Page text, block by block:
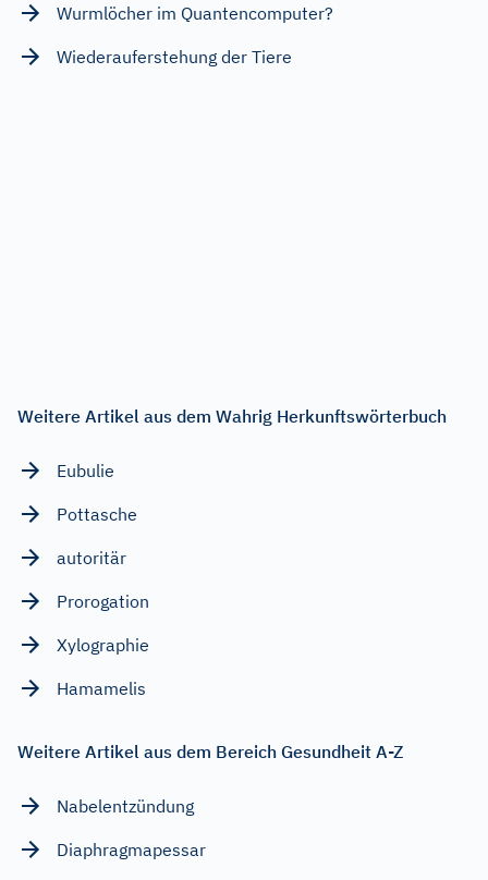
Wurmlöcher im Quantencomputer?
Wiederauferstehung der Tiere
Weitere Artikel aus dem Wahrig Herkunftswörterbuch
Eubulie
Pottasche
autoritär
Prorogation
Xylographie
Hamamelis
Weitere Artikel aus dem Bereich Gesundheit A-Z
Nabelentzündung
Diaphragmapessar